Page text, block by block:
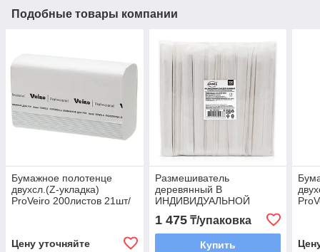
Подобные товары компании
Бумажное полотенце
двухсл.(Z-укладка)
ProVeiro 200листов 21шт/
Цену уточняйте
Размешиватель
деревянный В
ИНДИВИДУАЛЬНОЙ
БУМАЖНОЙ
упаковке140*6*1,3 250шт/
упак 20уп/кор
1 475₸/упаковка
Купить